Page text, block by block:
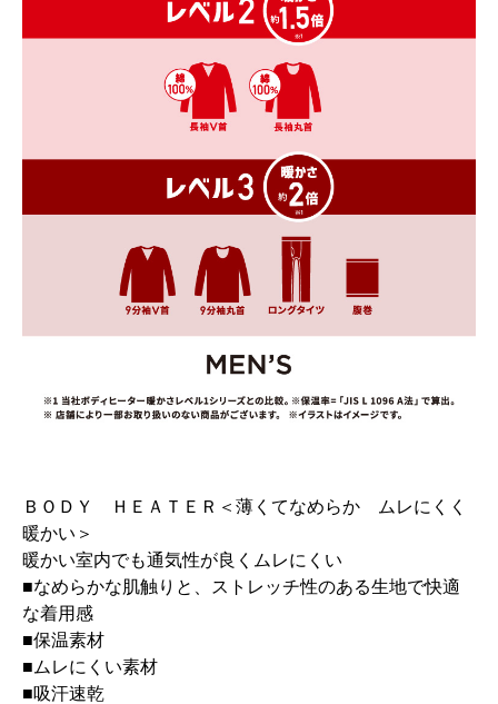
ＢＯＤＹ ＨＥＡＴＥＲ＜薄くてなめらか ムレにくく
暖かい＞
暖かい室内でも通気性が良くムレにくい
■なめらかな肌触りと、ストレッチ性のある生地で快適
な着用感
■保温素材
■ムレにくい素材
■吸汗速乾